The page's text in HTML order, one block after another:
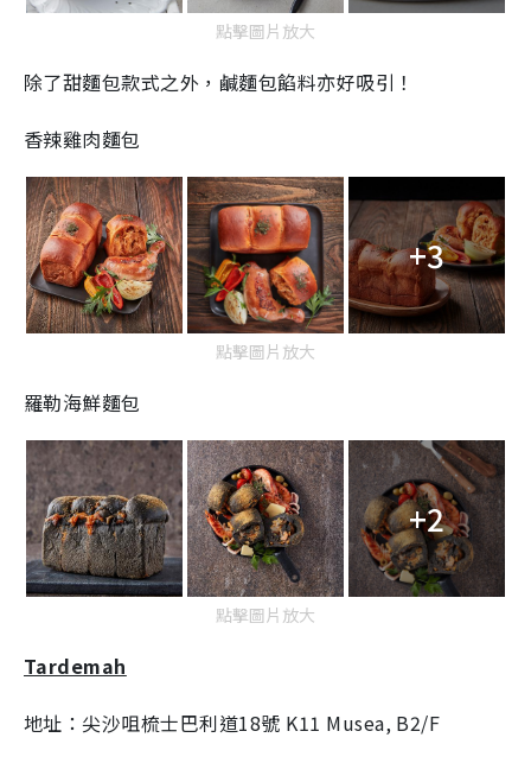
點擊圖片放大
除了甜麵包款式之外，鹹麵包餡料亦好吸引！
香辣雞肉麵包
+3
點擊圖片放大
羅勒海鮮麵包
+2
點擊圖片放大
Tardemah
地址：尖沙咀梳士巴利道18號 K11 Musea, B2/F